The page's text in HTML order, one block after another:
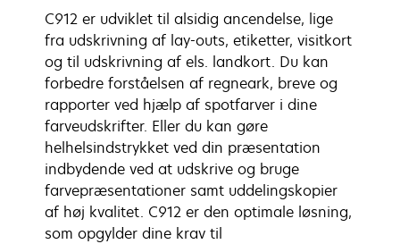
C912 er udviklet til alsidig ancendelse, lige
fra udskrivning af lay-outs, etiketter, visitkort
og til udskrivning af els. landkort. Du kan
forbedre forståelsen af regneark, breve og
rapporter ved hjælp af spotfarver i dine
farveudskrifter. Eller du kan gøre
helhelsindstrykket ved din præsentation
indbydende ved at udskrive og bruge
farvepræsentationer samt uddelingskopier
af høj kvalitet. C912 er den optimale løsning,
som opgylder dine krav til